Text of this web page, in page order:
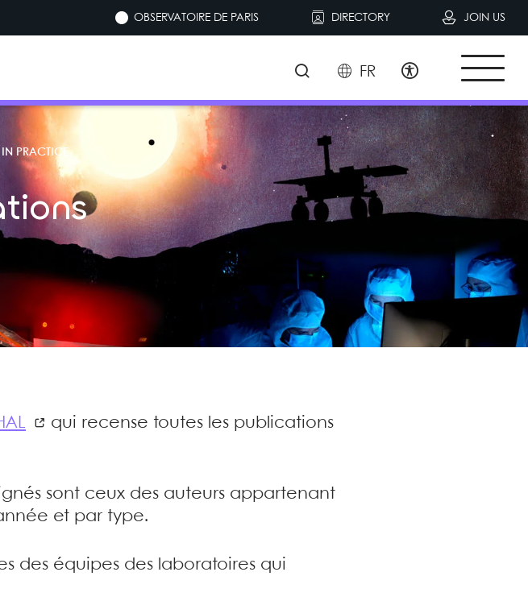
OBSERVATOIRE DE PARIS DIRECTORY JOIN US
FR
IN PRACTICE
qui recense toutes les publications
sont ceux des auteurs appartenant
et par type.
des équipes des laboratoires qui